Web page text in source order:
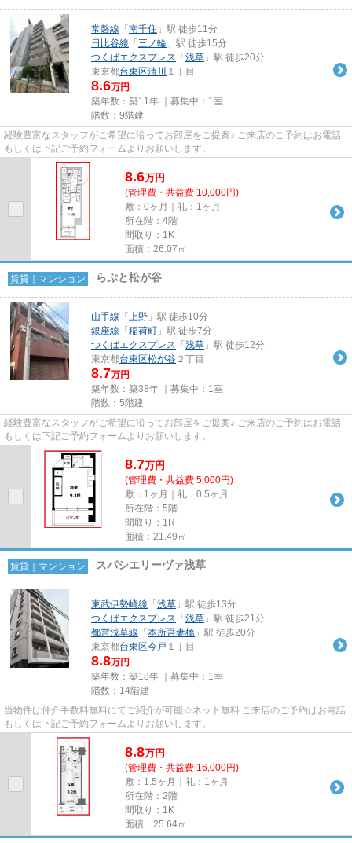
常磐線 「 南千住 」駅 徒歩11分
日比谷線 「 三ノ輪 」駅 徒歩15分
つくばエクスプレス 「 浅草 」駅 徒歩20分
東京都台東区清川 １丁目
8.6万円
築年数：築11年 ｜募集中： 1室
階数：9階建
経験豊富なスタッフがご希望に沿ってお部屋をご提案♪ ご来店のご予約はお電話
もしくは下記ご予約フォームよりお願いします。
8.6万円
(管理費・共益費 10,000円)
敷：0ヶ月｜礼：1ヶ月
所在階：4階
間取り：1K
面積：26.07㎡
賃貸｜マンション らぷと松が谷
山手線 「 上野 」駅 徒歩10分
銀座線 「 稲荷町 」駅 徒歩7分
つくばエクスプレス 「 浅草 」駅 徒歩12分
東京都台東区松が谷 ２丁目
8.7万円
築年数：築38年 ｜募集中： 1室
階数：5階建
経験豊富なスタッフがご希望に沿ってお部屋をご提案♪ ご来店のご予約はお電話
もしくは下記ご予約フォームよりお願いします。
8.7万円
(管理費・共益費 5,000円)
敷：1ヶ月｜礼：0.5ヶ月
所在階：5階
間取り：1R
面積：21.49㎡
賃貸｜マンション スパシエリーヴァ浅草
東武伊勢崎線 「 浅草 」駅 徒歩13分
つくばエクスプレス 「 浅草 」駅 徒歩21分
都営浅草線 「 本所吾妻橋 」駅 徒歩20分
東京都台東区今戸 １丁目
8.8万円
築年数：築18年 ｜募集中： 1室
階数：14階建
当物件は仲介手数料無料にてご紹介が可能☆ネット無料 ご来店のご予約はお電話
もしくは下記ご予約フォームよりお願いします。
8.8万円
(管理費・共益費 16,000円)
敷：1.5ヶ月｜礼：1ヶ月
所在階：2階
間取り：1K
面積：25.64㎡